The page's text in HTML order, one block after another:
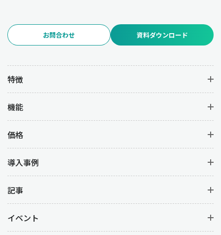
お問合わせ 資料ダウンロード
特徴
機能
価格
導入事例
記事
イベント